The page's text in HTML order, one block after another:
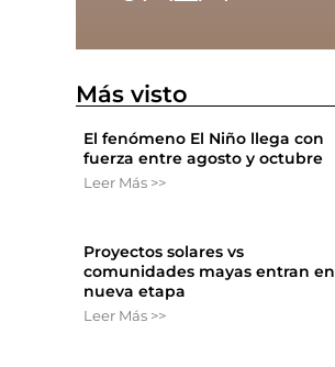
Más visto
El fenómeno El Niño llega con
fuerza entre agosto y octubre
Leer Más >>
Proyectos solares vs
comunidades mayas entran en
nueva etapa
Leer Más >>